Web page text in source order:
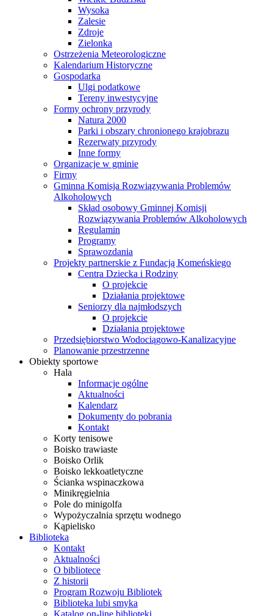
Wysoka
Zalesie
Zdroje
Zielonka
Ostrzeżenia Meteorologiczne
Kalendarium Historyczne
Gospodarka
Ulgi podatkowe
Tereny inwestycyjne
Formy ochrony przyrody
Natura 2000
Parki i obszary chronionego krajobrazu
Rezerwaty przyrody
Inne formy
Organizacje w gminie
Firmy
Gminna Komisja Rozwiązywania Problemów
Alkoholowych
Skład osobowy Gminnej Komisji
Rozwiązywania Problemów Alkoholowych
Regulamin
Programy
Sprawozdania
Projekty partnerskie z Fundacją Komeńskiego
Centra Dziecka i Rodziny
O projekcie
Działania projektowe
Seniorzy dla najmłodszych
O projekcie
Działania projektowe
Przedsiębiorstwo Wodociągowo-Kanalizacyjne
Planowanie przestrzenne
Obiekty sportowe
Hala
Informacje ogólne
Aktualności
Kalendarz
Dokumenty do pobrania
Kontakt
Korty tenisowe
Boisko trawiaste
Boisko Orlik
Boisko lekkoatletyczne
Ścianka wspinaczkowa
Minikręgielnia
Pole do minigolfa
Wypożyczalnia sprzętu wodnego
Kąpielisko
Biblioteka
Kontakt
Aktualności
O bibliotece
Z historii
Program Rozwoju Bibliotek
Biblioteka lubi smyka
Katalog on-line biblioteki